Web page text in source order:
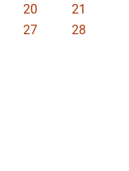
20
21
27
28